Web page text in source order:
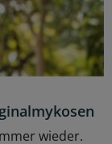
wieder.